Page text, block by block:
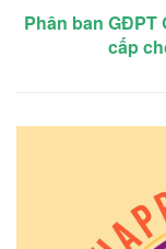
Phân ban GĐPT
cấp